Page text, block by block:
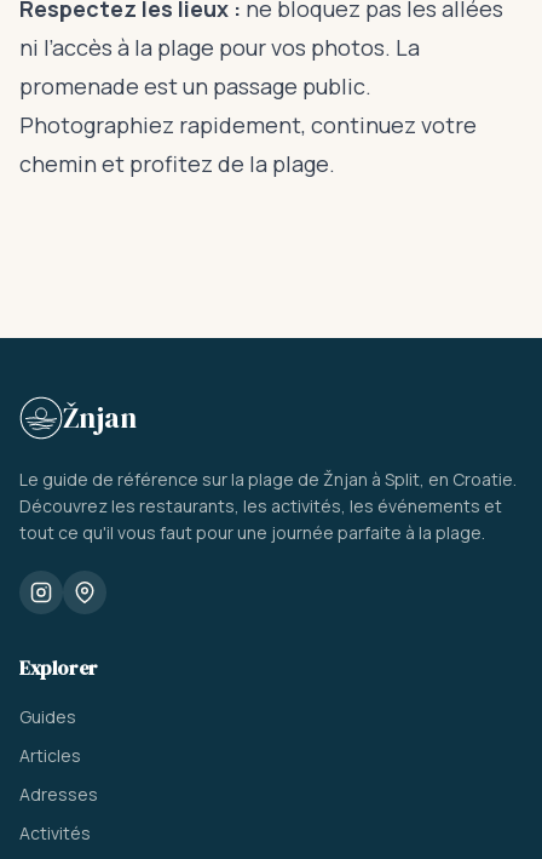
Respectez les lieux : ne bloquez pas les allées
ni l’accès à la plage pour vos photos. La
promenade est un passage public.
Photographiez rapidement, continuez votre
chemin et profitez de la plage.
Žnjan
Le guide de référence sur la plage de Žnjan à Split, en Croatie.
Découvrez les restaurants, les activités, les événements et
tout ce qu'il vous faut pour une journée parfaite à la plage.
Explorer
Guides
Articles
Adresses
Activités